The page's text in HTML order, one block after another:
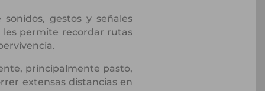
gestos y señales
les permite recordar rutas
principalmente pasto,
extensas distancias en